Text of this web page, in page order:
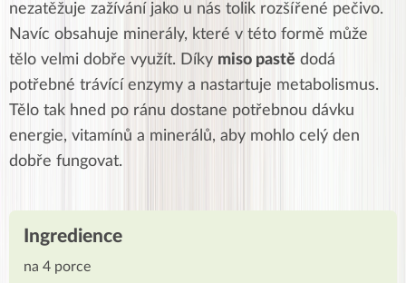
nezatěžuje zažívání jako u nás tolik rozšířené pečivo.
Navíc obsahuje minerály, které v této formě může
tělo velmi dobře využít. Díky miso pastě dodá
potřebné trávící enzymy a nastartuje metabolismus.
Tělo tak hned po ránu dostane potřebnou dávku
energie, vitamínů a minerálů, aby mohlo celý den
dobře fungovat.
Ingredience
na 4 porce